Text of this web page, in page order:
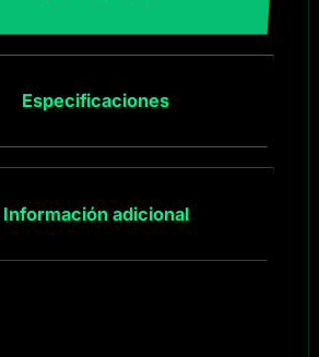
Especificaciones
Información adicional